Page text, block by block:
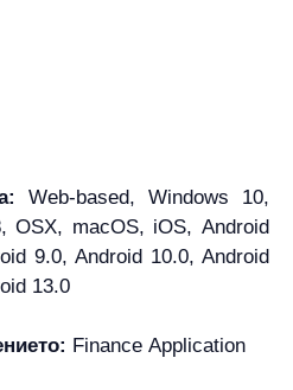
Web-based, Windows 10,
OSX, macOS, iOS, Android
9.0, Android 10.0, Android
13.0
Finance Application